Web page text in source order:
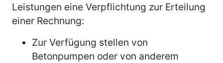
Leistungen eine Verpflichtung zur Erteilung
einer Rechnung:
Zur Verfügung stellen von
Betonpumpen oder von anderem